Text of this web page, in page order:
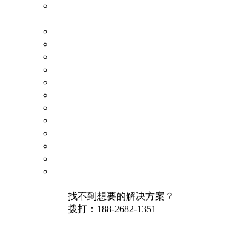
找不到想要的解决方案？
拨打： 188-2682-1351